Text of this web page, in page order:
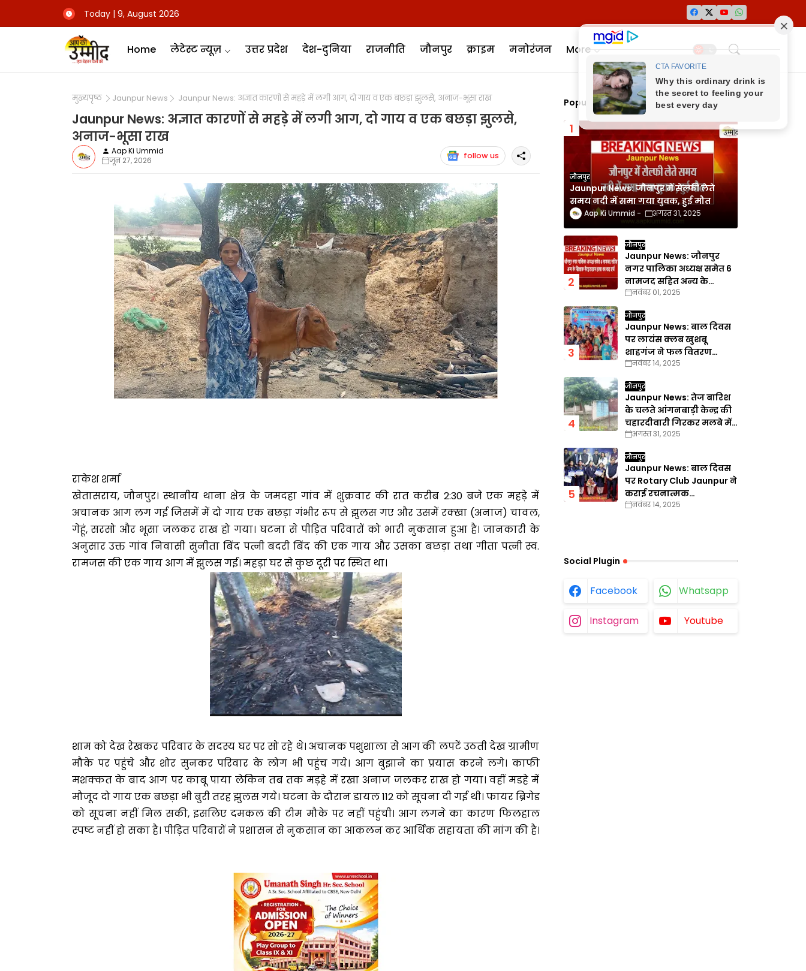
Today | 9, August 2026
Home लेटेस्ट न्यूज़ उत्तर प्रदेश देश-दुनिया राजनीति जौनपुर क्राइम मनोरंजन More
मुख्यपृष्ठ Jaunpur News Jaunpur News: अज्ञात कारणों से महड़े में लगी आग, दो गाय व एक बछड़ा झुलसे, अनाज-भूसा राख
Jaunpur News: अज्ञात कारणों से महड़े में लगी आग, दो गाय व एक बछड़ा झुलसे,
अनाज-भूसा राख
Aap Ki Ummid
जून 27, 2026
follow us
राकेश शर्मा
खेतासराय, जौनपुर। स्थानीय थाना क्षेत्र के जमदहा गांव में शुक्रवार की रात करीब 2:30 बजे एक महड़े में
अचानक आग लग गई जिसमें में दो गाय एक बछड़ा गंभीर रूप से झुलस गए और उसमें रक्खा (अनाज) चावल,
गेहूं, सरसो और भूसा जलकर राख हो गया। घटना से पीड़ित परिवारों को भारी नुकसान हुआ है। जानकारी के
अनुसार उक्त गांव निवासी सुनीता बिंद पत्नी बदरी बिंद की एक गाय और उसका बछड़ा तथा गीता पत्नी स्व.
रामजस की एक गाय आग में झुलस गई। महड़ा घर से कुछ दूरी पर स्थित था।
शाम को देख रेखकर परिवार के सदस्य घर पर सो रहे थे। अचानक पशुशाला से आग की लपटें उठती देख ग्रामीण
मौके पर पहुंचे और शोर सुनकर परिवार के लोग भी पहुंच गये। आग बुझाने का प्रयास करने लगे। काफी
मशक्कत के बाद आग पर काबू पाया लेकिन तब तक मड़हे में रखा अनाज जलकर राख हो गया। वहीं मडहे में
मौजूद दो गाय एक बछड़ा भी बुरी तरह झुलस गये। घटना के दौरान डायल 112 को सूचना दी गई थी। फायर ब्रिगेड
को सूचना नहीं मिल सकी, इसलिए दमकल की टीम मौके पर नहीं पहुंची। आग लगने का कारण फिलहाल
स्पष्ट नहीं हो सका है। पीड़ित परिवारों ने प्रशासन से नुकसान का आकलन कर आर्थिक सहायता की मांग की है।
Popular Posts
जौनपुर
Jaunpur News: जौनपुर में सेल्फी लेते
समय नदी में समा गया युवक, हुई मौत
Aap Ki Ummid अगस्त 31, 2025
जौनपुर
Jaunpur News: जौनपुर
नगर पालिका अध्यक्ष समेत 6
नामजद सहित अन्य के
खिलाफ गैरइरादतन हत्या का
नवंबर 01, 2025
जौनपुर
Jaunpur News: बाल दिवस
पर लायंस क्लब खुशबू
शाहगंज ने फल वितरण
कार्यक्रम का किया आयोजन
नवंबर 14, 2025
जौनपुर
Jaunpur News: तेज बारिश
के चलते आंगनबाड़ी केन्द्र की
चहारदीवारी गिरकर मलबे में
तब्दील
अगस्त 31, 2025
जौनपुर
Jaunpur News: बाल दिवस
पर Rotary Club Jaunpur ने
कराई रचनात्मक
प्रतियोगिताएँ
नवंबर 14, 2025
Social Plugin
Facebook Whatsapp
Instagram Youtube